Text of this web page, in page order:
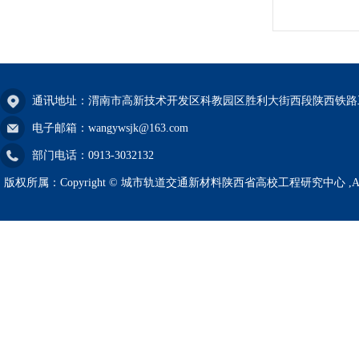
通讯地址：渭南市高新技术开发区科教园区胜利大街西段陕西铁
电子邮箱：wangywsjk@163.com
部门电话：0913-3032132
版权所属：Copyright © 城市轨道交通新材料陕西省高校工程研究中心